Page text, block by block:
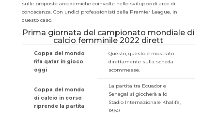
sulle proposte accademiche coinvolte nello sviluppo di aree di
conoscenza. Con undici professionisti della Premier League, in
questo caso.
Prima giornata del campionato mondiale di
calcio femminile 2022 dirett
Coppa del mondo
fifa qatar in gioco
oggi
Questo, questo è mostrato
direttamente sulla scheda
scommesse.
Coppa del mondo
di calcio in corso
riprende la partita
La partita tra Ecuador e
Senegal si giocherà allo
Stadio Internazionale Khalifa,
18,50.